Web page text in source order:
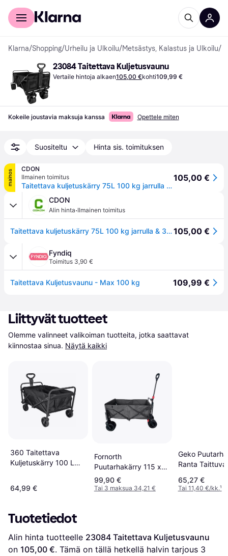
Kuluttajille
Klarna/Shopping/Urheilu ja Ulkoilu/Metsästys, Kalastus ja Ulkoilu/
23084 Taitettava Kuljetusvaunu
Vertaile hintoja alkaen105,00 €kohti109,99 €
Kokeile joustavia maksuja kanssa Opettele miten
Suositeltu Hinta sis. toimituksen
mainos
CDON
Ilmainen toimitus
Taitettava kuljetuskärry 75L 100 kg jarrulla & 360° pyörät musta
105,00 €
CDON
Alin hinta·Ilmainen toimitus
Taitettava kuljetuskärry 75L 100 kg jarrulla & 360° pyörät musta105,00 €
Fyndiq
Toimitus 3,90 €
Taitettava Kuljetusvaunu - Max 100 kg 109,99 €
Liittyvät tuotteet
Olemme valinneet valikoiman tuotteita, jotka saattavat
kiinnostaa sinua. Näytä kaikki
360 Taitettava
Kuljetuskärry 100 L
64,99 €
Fornorth
Puutarhakärry 115 x
61 x 105 cm 100 kg
musta
99,90 €
Tai 3 maksua 34,21 €
Geko
Ranta Taittuva
65,27 €
Tai 11,40 €/kk.¹
Tuotetiedot
Alin hinta tuotteelle 23084 Taitettava Kuljetusvaunu
on 105,00 €. Tämä on tällä hetkellä halvin tarjous 3